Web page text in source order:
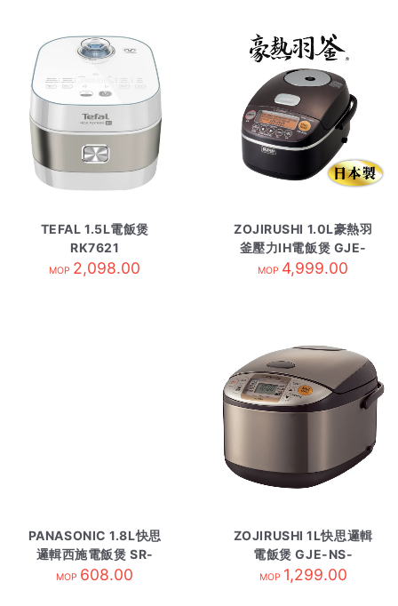
TEFAL 1.5L電飯煲
RK7621
MOP 2,098.00
ZOJIRUSHI 1.0L豪熱羽
釜壓力IH電飯煲 GJE-
NP-BSQ10-TZ
MOP 4,999.00
PANASONIC 1.8L快思
邏輯西施電飯煲 SR-
DA182
MOP 608.00
ZOJIRUSHI 1L快思邏輯
電飯煲 GJE-NS-
TSQ10-XJ
MOP 1,299.00